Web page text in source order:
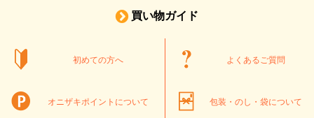
買い物ガイド
初めての方へ よくあるご質問
オニザキポイントについて 包装・のし・袋について